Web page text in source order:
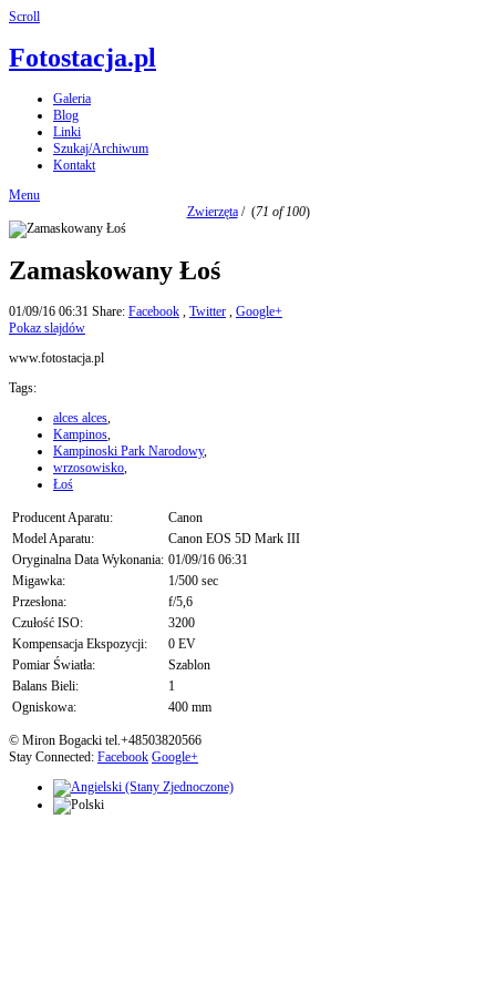
Scroll
Fotostacja.pl
Galeria
Blog
Linki
Szukaj/Archiwum
Kontakt
Menu
Zwierzęta/ (71 of 100)
Zamaskowany Łoś
01/09/16 06:31 Share: Facebook , Twitter , Google+
Pokaz slajdów
www.fotostacja.pl
Tags:
alces alces,
Kampinos,
Kampinoski Park Narodowy,
wrzosowisko,
Łoś
Producent Aparatu:
Canon
Model Aparatu:
Canon EOS 5D Mark III
Oryginalna Data Wykonania: 01/09/16 06:31
Migawka:
1/500 sec
Przesłona:
f/5,6
Czułość ISO:
3200
Kompensacja Ekspozycji:
0 EV
Pomiar Światła:
Szablon
Balans Bieli:
1
Ogniskowa:
400 mm
© Miron Bogacki tel.+48503820566
Stay Connected: Facebook Google+